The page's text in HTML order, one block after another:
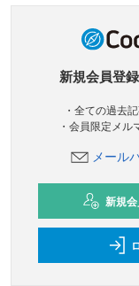
新規会員登録
・全ての過去
・会員限定メ
メール
新規